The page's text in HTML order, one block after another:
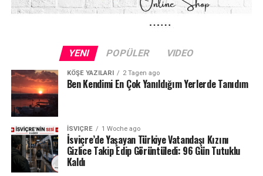
Mahkeme, sanığın kovadaki suyun sıcak olduğunu
bilmediğine ilişkin savunmasını inandırıcı buldu. Hâkim,
sanığa “son bir şans” verildiğini belirterek davayı şimdilik
Hâkim ayrıca bir kişinin göğüs bölgesinde ikinci derece
yanıklara neden olmasının ciddi sonuçları bulunduğunu,
yaralanmanın görünüm açısından da önemli etkiler
yaratabileceğini vurguladı.
Doktorların değerlendirmesine göre ise kadının
yaralarının kalıcı iz bırakmadan iyileşmesi bekleniyor.
YENI POPÜLER VIDEO
KÖŞE YAZILARI 2 Tagen ago
Ben Kendimi En Çok Yanıldığım Yerlerde Tanıdım
İSVIÇRE 1 Woche ago
İsviçre’de Yaşayan Türkiye Vatandaşı Kızını
Gizlice Takip Edip Görüntüledi: 96 Gün Tutuklu
Kaldı